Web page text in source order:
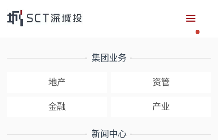
集团业务
地产 资管
金融 产业
新闻中心